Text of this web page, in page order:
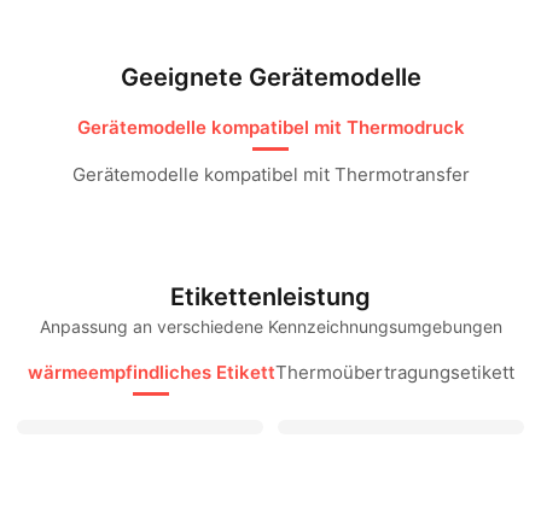
Geeignete Gerätemodelle​
Gerätemodelle kompatibel mit Thermodruck​
Gerätemodelle kompatibel mit Thermotransfer​
Etikettenleistung​
Anpassung an verschiedene Kennzeichnungsumgebungen​
wärmeempfindliches EtikettThermoübertragungsetikett